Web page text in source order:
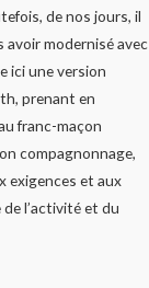
de nos jours, il
modernisé avec
ici une version
prenant en
franc-maçon
compagnonnage,
exigences et aux
l’activité et du